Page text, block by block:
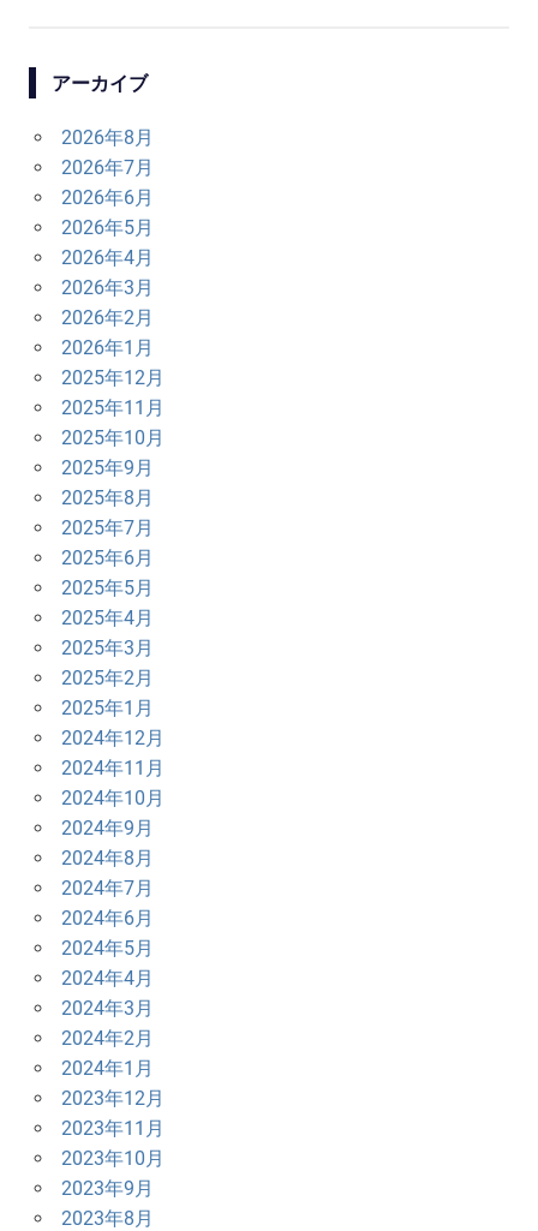
ゲ
ー
シ
ョ
ン
アーカイブ
2026年8月
2026年7月
2026年6月
2026年5月
2026年4月
2026年3月
2026年2月
2026年1月
2025年12月
2025年11月
2025年10月
2025年9月
2025年8月
2025年7月
2025年6月
2025年5月
2025年4月
2025年3月
2025年2月
2025年1月
2024年12月
2024年11月
2024年10月
2024年9月
2024年8月
2024年7月
2024年6月
2024年5月
2024年4月
2024年3月
2024年2月
2024年1月
2023年12月
2023年11月
2023年10月
2023年9月
2023年8月